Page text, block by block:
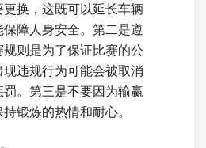
换，这既可以延长车辆
障人身安全。第二是遵
则是为了保证比赛的公
违规行为可能会被取消
。第三是不要因为输赢
锻炼的热情和耐心。